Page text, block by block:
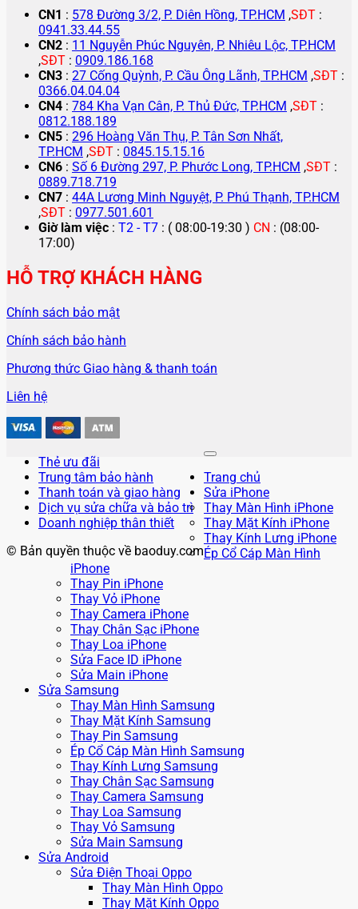
CN1 : 578 Đường 3/2, P. Diên Hồng, TP.HCM ,SĐT :
0941.33.44.55
CN2 : 11 Nguyễn Phúc Nguyên, P. Nhiêu Lộc, TP.HCM
,SĐT : 0909.186.168
CN3 : 27 Cống Quỳnh, P. Cầu Ông Lãnh, TP.HCM ,SĐT :
0366.04.04.04
CN4 : 784 Kha Vạn Cân, P. Thủ Đức, TP.HCM ,SĐT :
0812.188.189
CN5 : 296 Hoàng Văn Thụ, P. Tân Sơn Nhất,
TP.HCM ,SĐT : 0845.15.15.16
CN6 : Số 6 Đường 297, P. Phước Long, TP.HCM ,SĐT :
0889.718.719
CN7 : 44A Lương Minh Nguyệt, P. Phú Thạnh, TP.HCM
,SĐT : 0977.501.601
Giờ làm việc : T2 - T7 : ( 08:00-19:30 ) CN : (08:00-
17:00)
HỖ TRỢ KHÁCH HÀNG
Chính sách bảo mật
Chính sách bảo hành
Phương thức Giao hàng & thanh toán
Liên hệ
Thẻ ưu đãi
Trung tâm bảo hành
Thanh toán và giao hàng
Dịch vụ sửa chữa và bảo trì
Doanh nghiệp thân thiết
© Bản quyền thuộc về baoduy.com
Trang chủ
Sửa iPhone
Thay Màn Hình iPhone
Thay Mặt Kính iPhone
Thay Kính Lưng iPhone
Ép Cổ Cáp Màn Hình
iPhone
Thay Pin iPhone
Thay Vỏ iPhone
Thay Camera iPhone
Thay Chân Sạc iPhone
Thay Loa iPhone
Sửa Face ID iPhone
Sửa Main iPhone
Sửa Samsung
Thay Màn Hình Samsung
Thay Mặt Kính Samsung
Thay Pin Samsung
Ép Cổ Cáp Màn Hình Samsung
Thay Kính Lưng Samsung
Thay Chân Sạc Samsung
Thay Camera Samsung
Thay Loa Samsung
Thay Vỏ Samsung
Sửa Main Samsung
Sửa Android
Sửa Điện Thoại Oppo
Thay Màn Hình Oppo
Thay Mặt Kính Oppo